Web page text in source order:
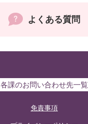
よくある質問
各課のお問い合わせ先一覧
免責事項